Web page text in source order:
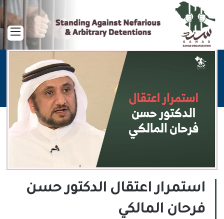
استمرار اعتقال الدكتور حسن
فرحان المالكي